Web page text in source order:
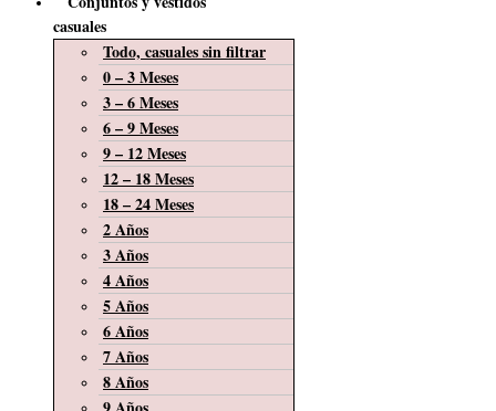
casuales
Todo, casuales sin filtrar
0 – 3 Meses
3 – 6 Meses
6 – 9 Meses
9 – 12 Meses
12 – 18 Meses
18 – 24 Meses
2 Años
3 Años
4 Años
5 Años
6 Años
7 Años
8 Años